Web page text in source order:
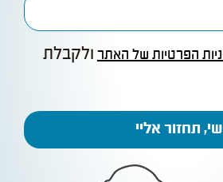
הפרטיות של האתרולקבלת
שי, תחזור אליי